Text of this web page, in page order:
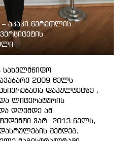
აკაკი წერეთლის
სახელმწიფო
2009 წელს
ფაკულტეტზე ,
ლიტერატურის
დღემდე ამ
ვარ. 2013 წელს,
შემდეგ,